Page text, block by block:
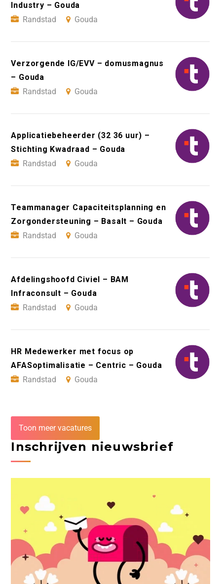
Industry – Gouda
Randstad
Gouda
Verzorgende IG/EVV – domusmagnus
– Gouda
Randstad
Gouda
Applicatiebeheerder (32 36 uur) –
Stichting Kwadraad – Gouda
Randstad
Gouda
Teammanager Capaciteitsplanning en
Zorgondersteuning – Basalt – Gouda
Randstad
Gouda
Afdelingshoofd Civiel – BAM
Infraconsult – Gouda
Randstad
Gouda
HR Medewerker met focus op
AFASoptimalisatie – Centric – Gouda
Randstad
Gouda
Toon meer vacatures
Inschrijven nieuwsbrief